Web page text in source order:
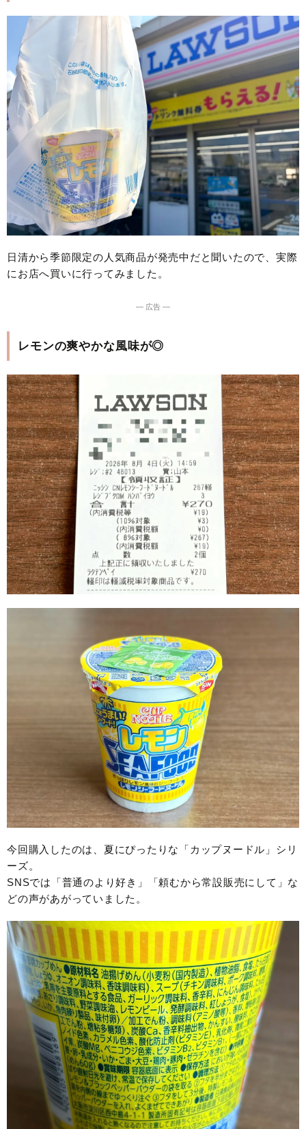
日清から季節限定の人気商品が発売中だと聞いたので、実際
にお店へ買いに行ってみました。
― 広告 ―
レモンの爽やかな風味が◎
今回購入したのは、夏にぴったりな「カップヌードル」シリ
ーズ。
SNSでは「普通のより好き」「頼むから常設販売にして」な
どの声があがっていました。